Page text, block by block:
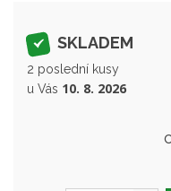
SKLADEM
2 poslední kusy
u Vás 10. 8. 2026